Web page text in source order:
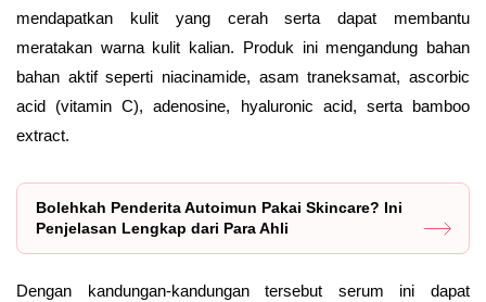
mendapatkan kulit yang cerah serta dapat membantu
meratakan warna kulit kalian. Produk ini mengandung bahan
bahan aktif seperti niacinamide, asam traneksamat, ascorbic
acid (vitamin C), adenosine, hyaluronic acid, serta bamboo
extract.
Bolehkah Penderita Autoimun Pakai Skincare? Ini
Penjelasan Lengkap dari Para Ahli
Dengan kandungan-kandungan tersebut serum ini dapat